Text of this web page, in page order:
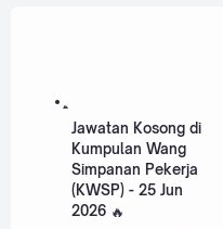
Jawatan Kosong di
Kumpulan Wang
Simpanan Pekerja
(KWSP) - 25 Jun
2026